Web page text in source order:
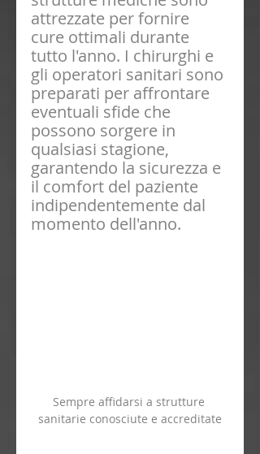
attrezzate per fornire
cure ottimali durante
tutto l'anno. I chirurghi e
gli operatori sanitari sono
preparati per affrontare
eventuali sfide che
possono sorgere in
qualsiasi stagione,
garantendo la sicurezza e
il comfort del paziente
indipendentemente dal
momento dell'anno.
Sempre affidarsi a strutture
sanitarie conosciute e accreditate